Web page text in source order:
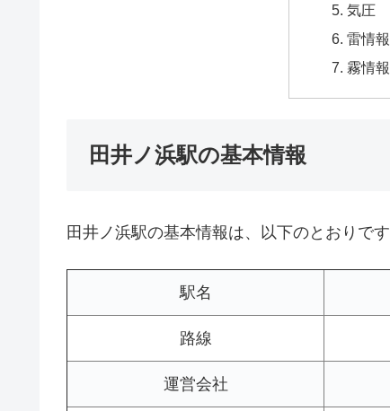
気圧
雷情
霧情報
田井ノ浜駅の基本情報
田井ノ浜駅の基本情報は、以下のとおりです
駅名
路線
運営会社